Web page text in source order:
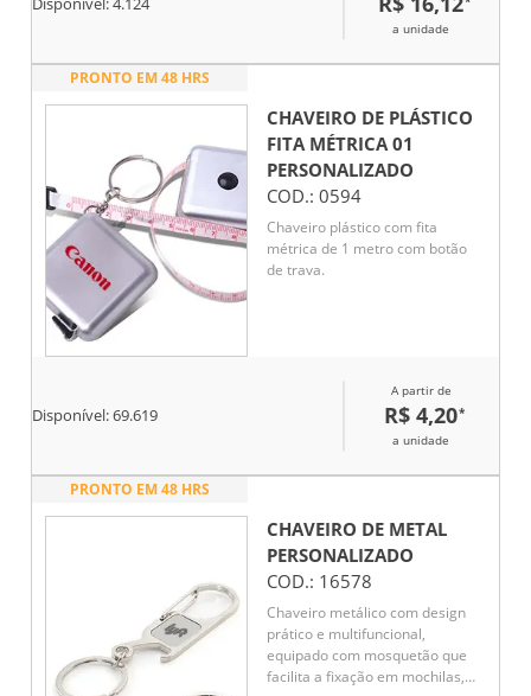
a unidade
PRONTO EM 48 HRS
CHAVEIRO DE PLÁSTICO
FITA MÉTRICA 01
PERSONALIZADO
COD.: 0594
Chaveiro plástico com fita
métrica de 1 metro com botão
de trava.
Disponível:69.619
A partir de
R$ 4,20*
a unidade
PRONTO EM 48 HRS
CHAVEIRO DE METAL
PERSONALIZADO
COD.: 16578
Chaveiro metálico com design
prático e multifuncional,
equipado com mosquetão que
facilita a fixação em mochilas,